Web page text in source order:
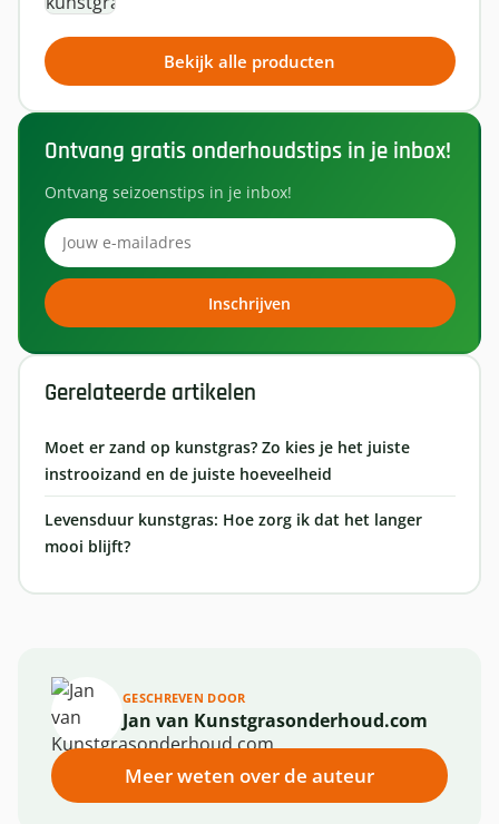
Bekijk alle producten
Ontvang gratis onderhoudstips in je inbox!
Ontvang seizoenstips in je inbox!
Inschrijven
Gerelateerde artikelen
Moet er zand op kunstgras? Zo kies je het juiste
instrooizand en de juiste hoeveelheid
Levensduur kunstgras: Hoe zorg ik dat het langer
mooi blijft?
GESCHREVEN DOOR
Jan van Kunstgrasonderhoud.com
Meer weten over de auteur